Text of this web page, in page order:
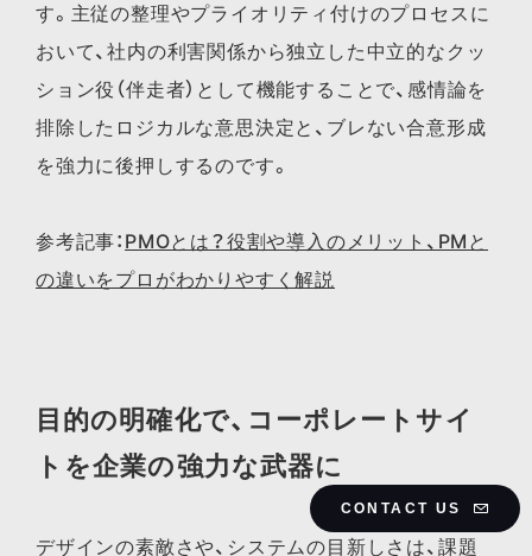
CONTACT US
す。主従の整理やプライオリティ付けのプロセスに
おいて、社内の利害関係から独立した中立的なクッ
ション役（伴走者）として機能することで、感情論を
排除したロジカルな意思決定と、ブレない合意形成
を強力に後押しするのです。
参考記事： PMOとは？役割や導入のメリット、PMと
の違いをプロがわかりやすく解説
目的の明確化で、コーポレートサイ
トを企業の強力な武器に
デザインの素敵さや、システムの目新しさは、課題